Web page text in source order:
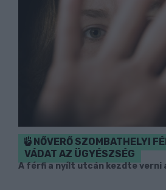
NŐVERŐ SZOMBATHELYI
VÁDAT AZ ÜGYÉSZSÉG
A férfi a nyílt utcán kezdte verni